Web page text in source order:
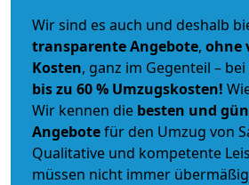
Wir sind es auch und deshalb
transparente Angebote, ohne
Kosten, ganz im Gegenteil – bei
bis zu 60 % Umzugskosten!
Wir kennen die besten und
Angebotefür den Umzug von
Qualitative und kompetente
müssen nicht immer